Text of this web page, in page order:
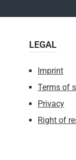
LEGAL
Imprint
Terms of
Privacy
Right of